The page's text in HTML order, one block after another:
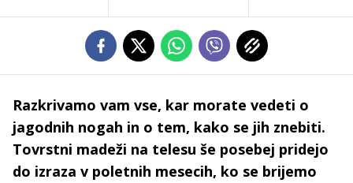
Razkrivamo vam vse, kar morate vedeti o
jagodnih nogah in o tem, kako se jih znebiti.
Tovrstni madeži na telesu še posebej pridejo
do izraza v poletnih mesecih, ko se brijemo